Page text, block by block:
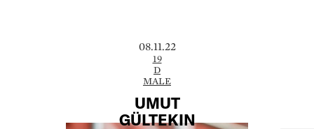
08.11.22
19
D
MALE
UMUT
GÜLTEKIN